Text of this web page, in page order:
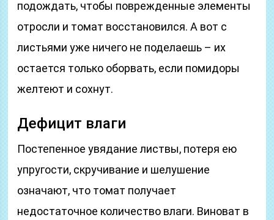
подождать, чтобы поврежденные элементы
отросли и томат восстановился. А вот с
листьями уже ничего не поделаешь – их
остается только оборвать, если помидоры
желтеют и сохнут.
Дефицит влаги
Постепенное увядание листвы, потеря ею
упругости, скручивание и шелушение
означают, что томат получает
недостаточное количество влаги. Виноват в